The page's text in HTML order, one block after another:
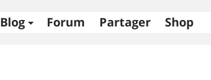
Blog Forum Partager Shop